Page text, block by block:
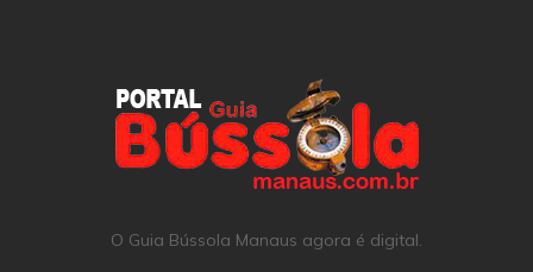
O Guia Bússola Manaus agora é digital.